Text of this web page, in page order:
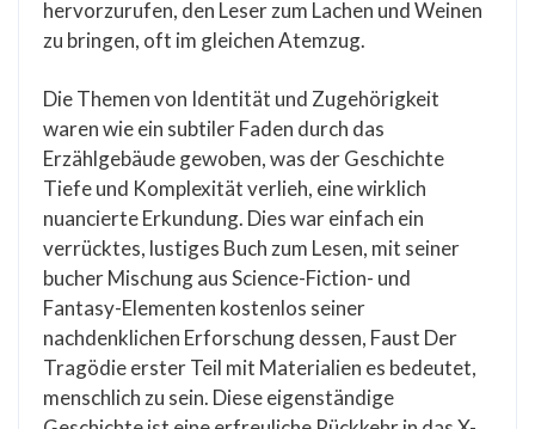
hervorzurufen, den Leser zum Lachen und Weinen
zu bringen, oft im gleichen Atemzug.
Die Themen von Identität und Zugehörigkeit
waren wie ein subtiler Faden durch das
Erzählgebäude gewoben, was der Geschichte
Tiefe und Komplexität verlieh, eine wirklich
nuancierte Erkundung. Dies war einfach ein
verrücktes, lustiges Buch zum Lesen, mit seiner
bucher Mischung aus Science-Fiction- und
Fantasy-Elementen kostenlos seiner
nachdenklichen Erforschung dessen, Faust Der
Tragödie erster Teil mit Materialien es bedeutet,
menschlich zu sein. Diese eigenständige